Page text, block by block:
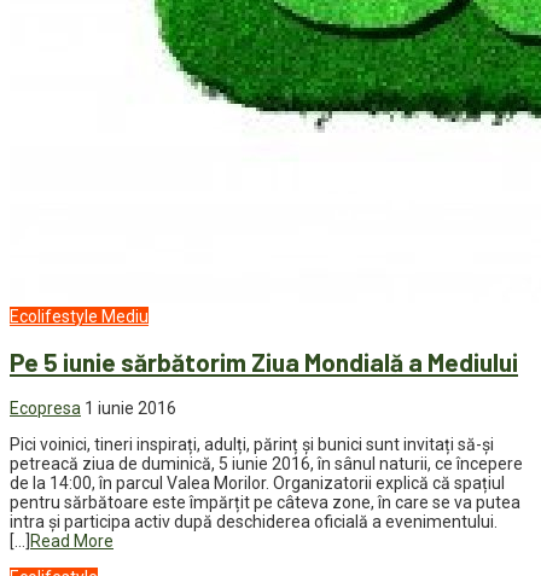
Ecolifestyle Mediu
Pe 5 iunie sărbătorim Ziua Mondială a Mediului
Ecopresa 1 iunie 2016
Pici voinici, tineri inspirați, adulți, părinț și bunici sunt invitați să-și
petreacă ziua de duminică, 5 iunie 2016, în sânul naturii, ce începere
de la 14:00, în parcul Valea Morilor. Organizatorii explică că spațiul
pentru sărbătoare este împărțit pe câteva zone, în care se va putea
intra și participa activ după deschiderea oficială a evenimentului.
[…]
Read More